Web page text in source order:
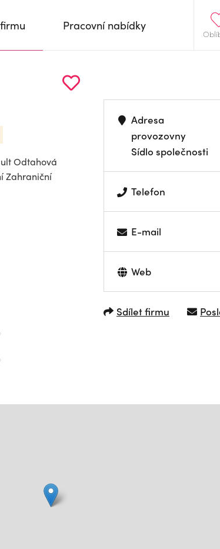
Pracovní nabídky
Odtahová
Zahraniční
Adresa
provozovny
Sídlo společnosti
Telefon
E-mail
Web
Sdílet firmu